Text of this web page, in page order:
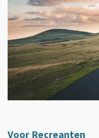
Voor Recreanten